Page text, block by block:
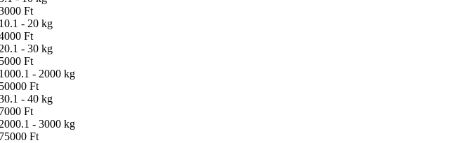
Ft
- 20 kg
Ft
- 30 kg
Ft
- 2000 kg
Ft
- 40 kg
Ft
- 3000 kg
Ft